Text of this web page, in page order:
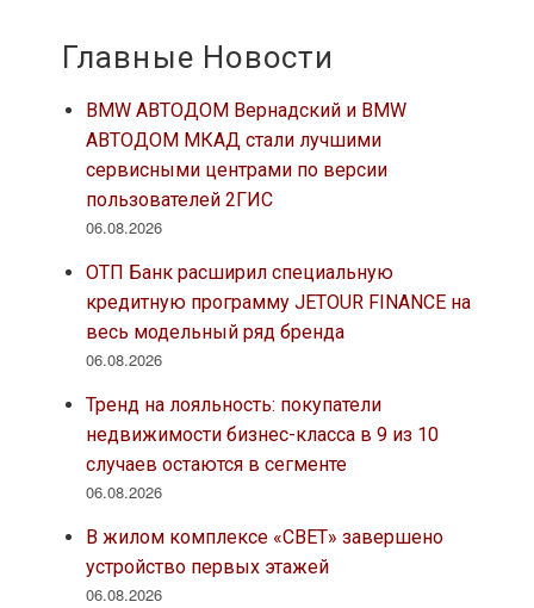
Главные Новости
BMW АВТОДОМ Вернадский и BMW
АВТОДОМ МКАД стали лучшими
сервисными центрами по версии
пользователей 2ГИС
06.08.2026
ОТП Банк расширил специальную
кредитную программу JETOUR FINANCE на
весь модельный ряд бренда
06.08.2026
Тренд на лояльность: покупатели
недвижимости бизнес-класса в 9 из 10
случаев остаются в сегменте
06.08.2026
В жилом комплексе «СВЕТ» завершено
устройство первых этажей
06.08.2026